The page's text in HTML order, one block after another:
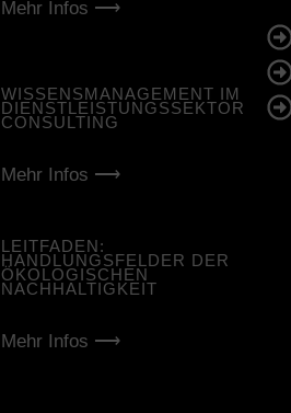
Mehr Infos ⟶
WISSENSMANAGEMENT IM
DIENSTLEISTUNGSSEKTOR
CONSULTING
Mehr Infos ⟶
LEITFADEN:
HANDLUNGSFELDER DER
ÖKOLOGISCHEN
NACHHALTIGKEIT
Mehr Infos ⟶